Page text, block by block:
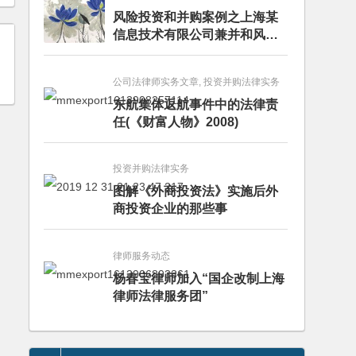
风险投资和并购案例之上海某
信息技术有限公司兼并和风险
投资服务
公司法律师实务文章, 投资并购法律实务
东航集体返航事件中的法律责
任(《财富人物》2008)
投资并购法律实务
图解《外商投资法》实施后外
商投资企业的那些事
律师服务动态
杨春宝律师加入“国企改制上海
律师法律服务团”